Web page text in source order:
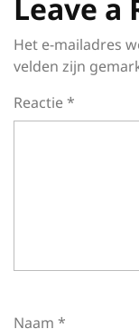
Leave a
Het e-mailadres
velden zijn
Reactie*
Naam *